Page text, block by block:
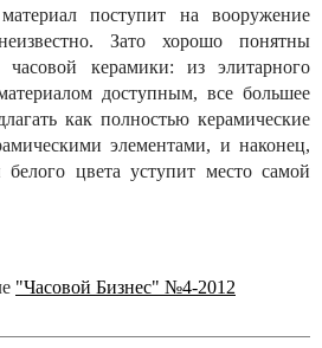
поступит на вооружение
Зато хорошо понятны
керамики: из элитарного
доступным, все большее
как полностью керамические
элементами, и наконец,
белого цвета уступит место самой
"Часовой Бизнес" №4-2012